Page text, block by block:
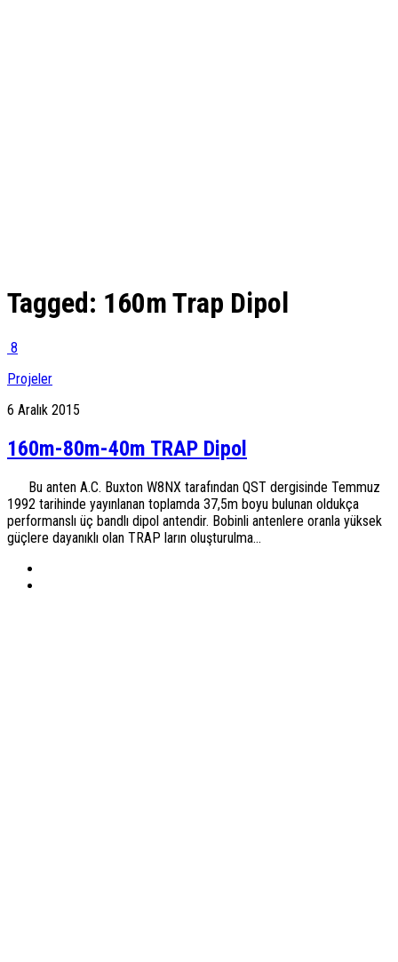
Tagged: 160m Trap Dipol
8
Projeler
6 Aralık 2015
160m-80m-40m TRAP Dipol
Bu anten A.C. Buxton W8NX tarafından QST dergisinde Temmuz
1992 tarihinde yayınlanan toplamda 37,5m boyu bulunan oldukça
performanslı üç bandlı dipol antendir. Bobinli antenlere oranla yüksek
güçlere dayanıklı olan TRAP ların oluşturulma...